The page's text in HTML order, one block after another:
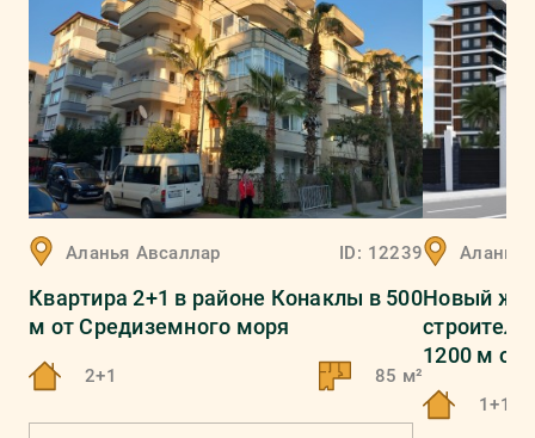
Аланья Авсаллар ID: 12239
Квартира 2+1 в районе Конаклы в 500
м от Средиземного моря
2+1 85 м²
Аланья
Новый
1200 м от
1+1,